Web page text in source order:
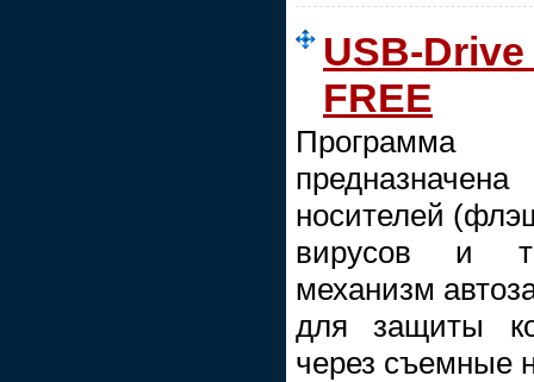
USB-
FREE
носителей
вирусов и
механизм
для защиты
через съемные